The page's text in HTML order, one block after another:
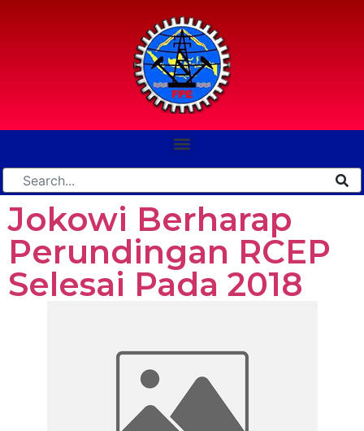
Jokowi Berharap
Perundingan RCEP
Selesai Pada 2018